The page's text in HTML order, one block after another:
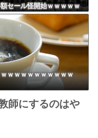
セール怪開始ｗｗｗｗｗ
ｗｗｗｗｗｗ
ｗｗｗｗｗｗｗｗｗｗ
師にするのはや